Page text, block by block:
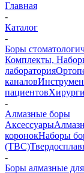
Главная
-
Каталог
-
Боры
Комплекты,
лаборатория
каналов
пациентов
-
Алмазные боры
Аксессуары
коронокНаборы
(ТВС)
-
Боры алмазные